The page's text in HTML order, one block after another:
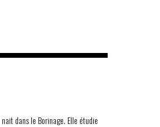
nait dans le Borinage. Elle étudie